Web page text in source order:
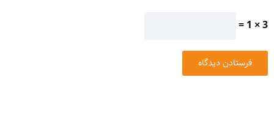
3 × 1 =